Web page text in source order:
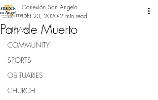
Current
NEWS
COMMUNITY
SPORTS
OBITUARIES
CHURCH
Pan de Muerto
Conexión San Angelo
Oct 23, 2020 2 min read